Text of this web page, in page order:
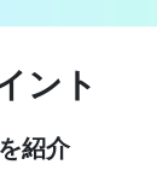
ント
紹介